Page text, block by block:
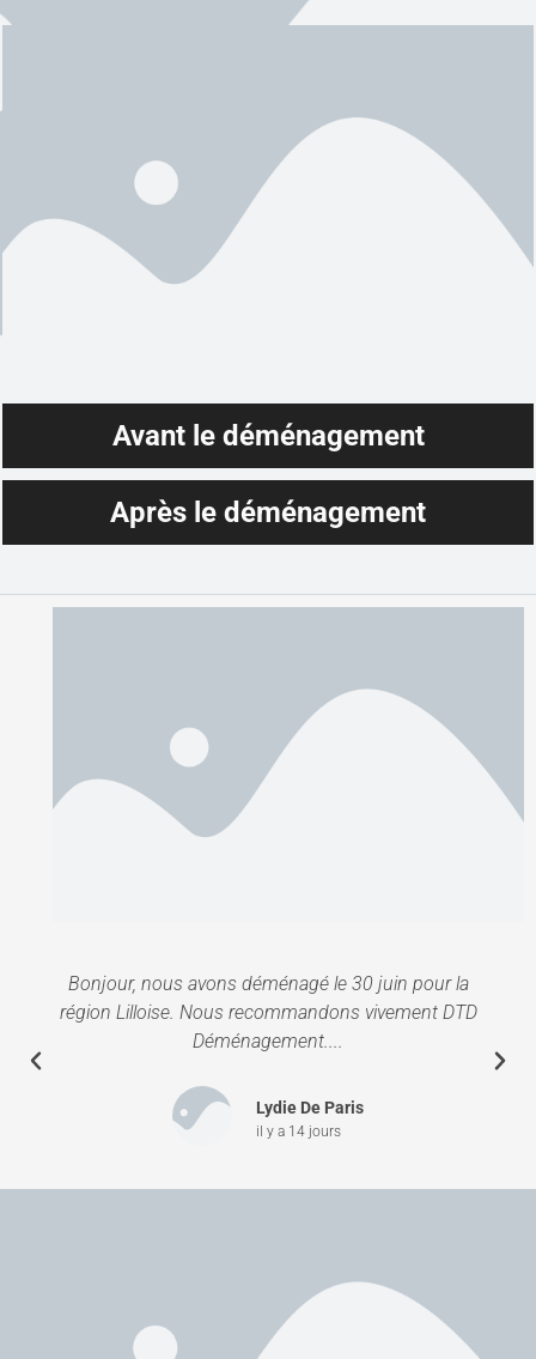
Avant le déménagement
Après le déménagement
Bonjour, nous avons déménagé le 30 juin pour la
région Lilloise. Nous recommandons vivement DTD
Déménagement....
Lydie De Paris
il y a 14 jours